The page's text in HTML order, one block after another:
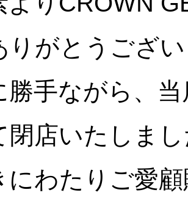
りがとうござ
勝手ながら、
閉店いたしま
にわたりご愛